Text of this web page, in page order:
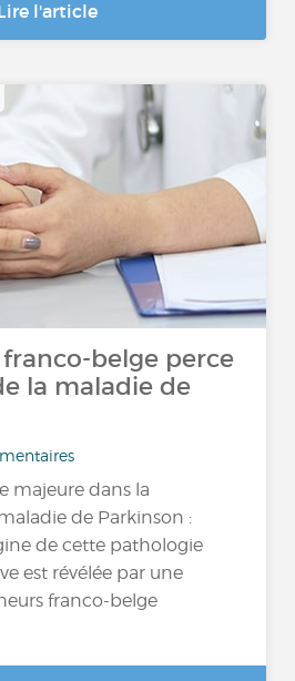
l'article
belge perce
la maladie de
majeure dans la
de Parkinson :
de cette pathologie
est révélée par une
franco-belge